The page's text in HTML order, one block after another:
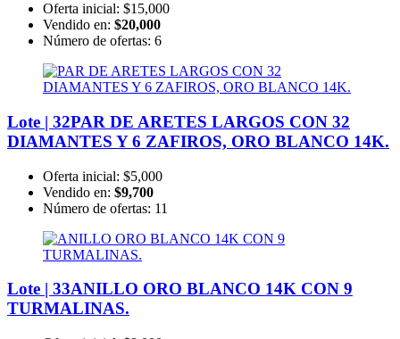
Oferta inicial: $15,000
Vendido en: $20,000
Número de ofertas: 6
Lote | 32PAR DE ARETES LARGOS CON 32
DIAMANTES Y 6 ZAFIROS, ORO BLANCO 14K.
Oferta inicial: $5,000
Vendido en: $9,700
Número de ofertas: 11
Lote | 33ANILLO ORO BLANCO 14K CON 9
TURMALINAS.